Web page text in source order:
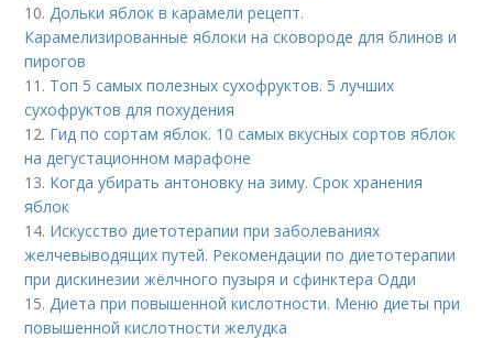
10. Дольки яблок в карамели рецепт.
Карамелизированные яблоки на сковороде для блинов и
пирогов
11. Топ 5 самых полезных сухофруктов. 5 лучших
сухофруктов для похудения
12. Гид по сортам яблок. 10 самых вкусных сортов яблок
на дегустационном марафоне
13. Когда убирать антоновку на зиму. Срок хранения
яблок
14. Искусство диетотерапии при заболеваниях
желчевыводящих путей. Рекомендации по диетотерапии
при дискинезии жёлчного пузыря и сфинктера Одди
15. Диета при повышенной кислотности. Меню диеты при
повышенной кислотности желудка